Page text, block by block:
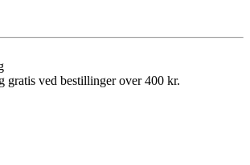
gratis ved bestillinger over 400 kr.